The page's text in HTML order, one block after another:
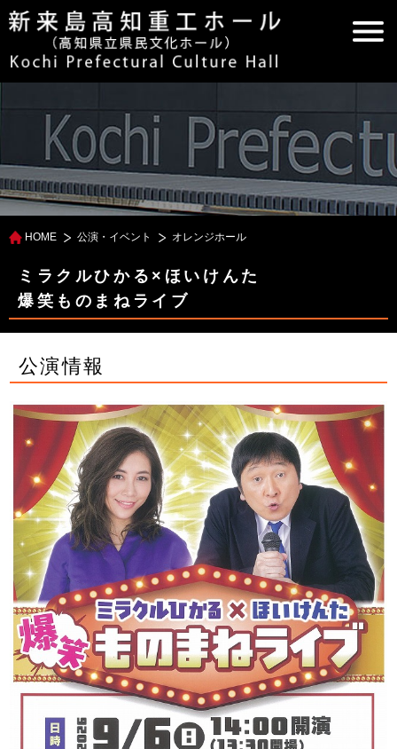
HOME 公演・イベント オレンジホール
ミラクルひかる×ほいけんた
爆笑ものまねライブ
公演情報